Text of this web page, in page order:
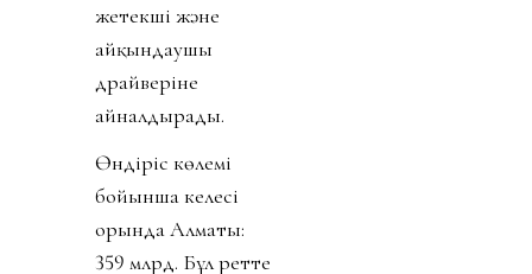
жетекші және
айқындаушы
драйверіне
айналдырады.
Өндіріс көлемі
бойынша келесі
орында Алматы:
359 млрд. Бұл ретте